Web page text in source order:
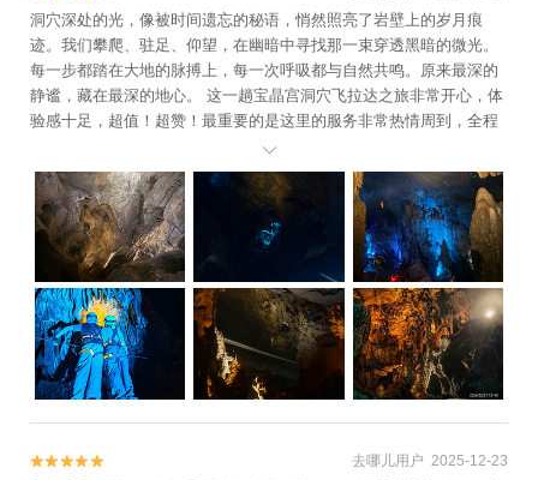
洞穴深处的光，像被时间遗忘的秘语，悄然照亮了岩壁上的岁月痕
迹。我们攀爬、驻足、仰望，在幽暗中寻找那一束穿透黑暗的微光。
每一步都踏在大地的脉搏上，每一次呼吸都与自然共鸣。原来最深的
静谧，藏在最深的地心。 这一趟宝晶宫洞穴飞拉达之旅非常开心，体
验感十足，超值！超赞！最重要的是这里的服务非常热情周到，全程
给我们拍照的教练竟然是我老乡，他是余教练，帮我们拍了很多好看
的照片，他特别幽默风趣，值得点赞好评！！


 去哪儿用户 2025-12-23